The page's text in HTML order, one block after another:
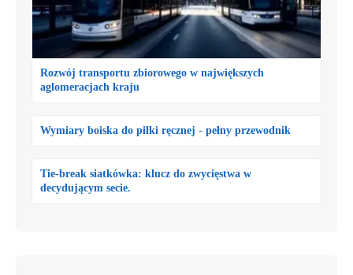
Rozwój transportu zbiorowego w największych
aglomeracjach kraju
Wymiary boiska do piłki ręcznej - pełny przewodnik
Tie-break siatkówka: klucz do zwycięstwa w
decydującym secie.